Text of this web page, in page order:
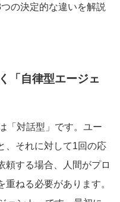
の決定的な違いを解説
「自律型エージェ
「対話型」です。ユー
、それに対して1回の応
頼する場合、人間がプロ
ねる必要があります。